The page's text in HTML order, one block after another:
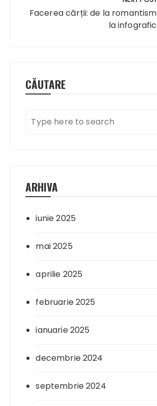
Facerea cărții: de la romantism
la infografic
CĂUTARE
ARHIVA
iunie 2025
mai 2025
aprilie 2025
februarie 2025
ianuarie 2025
decembrie 2024
septembrie 2024